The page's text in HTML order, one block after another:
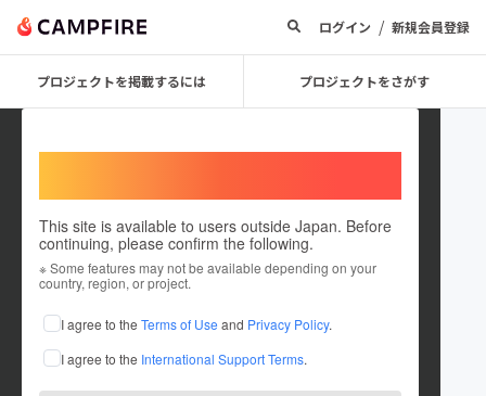
ログイン / 新規会員登録
プロジェクトを掲載するには プロジェクトをさがす
This site is available to users outside Japan. Before
continuing, please confirm the following.
※ Some features may not be available depending on your
country, region, or project.
I agree to the Terms of Use and Privacy Policy.
I agree to the International Support Terms.
Hiromu Matsuda
これまでに1件のプロジェクトを投稿しています
在住国：未設定